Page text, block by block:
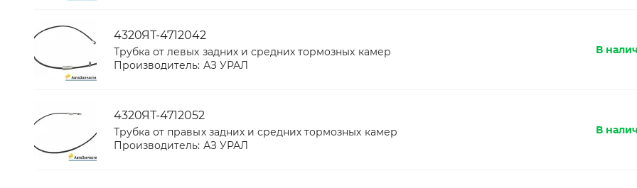
4320ЯТ-4712042
Трубка от левых задних и средних тормозных камер
Производитель: АЗ УРАЛ
В
4320ЯТ-4712052
Трубка от правых задних и средних тормозных камер
Производитель: АЗ УРАЛ
В